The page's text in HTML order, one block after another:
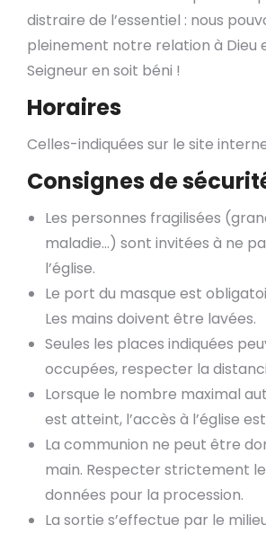
distraire de l’essentiel : nous
pleinement notre relation à Dieu
Seigneur en soit béni !
Horaires
Celles-indiquées sur le site
Consignes de
Les personnes fragilisées
maladie…) sont invitées à ne
l’église.
Le port du masque est
Les mains doivent être lavées.
Seules les places indiquées
occupées, respecter la
Lorsque le nombre maximal
est atteint, l’accès à l’église
La communion ne peut être
main. Respecter strictement
données pour la procession.
La sortie s’effectue par le